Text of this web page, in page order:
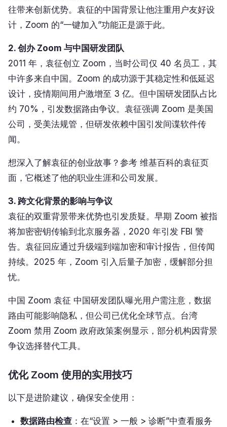
往带来创新优势。袁征的中国背景让他注重用户友好设
计，Zoom 的“一键加入”功能正是源于此。
2. 创办 Zoom 与中国研发团队
2011 年，袁征创立 Zoom，当时公司仅 40 名员工，其
中许多来自中国。Zoom 的成功源于其稳定性和低延迟
设计，疫情期间用户激增至 3 亿。但中国研发团队占比
约 70%，引发数据路由争议。袁征强调 Zoom 是美国
公司，受美法规管，但研发依赖中国引发间谍软件传
闻。
想深入了解袁征的创业故事？参考 维基百科的袁征页
面，它概述了他的职业生涯和公司发展。
3. 跨文化背景的影响与争议
袁征的双重背景带来优势也引发质疑。早期 Zoom 被指
将加密密钥传输到北京服务器，2020 年引发 FBI 警
告。袁征回应通过升级端到端加密和审计报告，但传闻
持续。2025 年，Zoom 引入后量子加密，缓解部分担
忧。
中国 Zoom 袁征 中国研发团队曝光用户需注意，数据
路由可能影响隐私，但公司已优化全球节点。台湾
Zoom 禁用 Zoom 政府政策案例显示，部分机构因背景
争议选择替代工具。
优化 Zoom 使用的实用技巧
以下是进阶建议，确保安全使用：
数据路由检查 ：在“设置 > 一般 > 诊断”中查看服务